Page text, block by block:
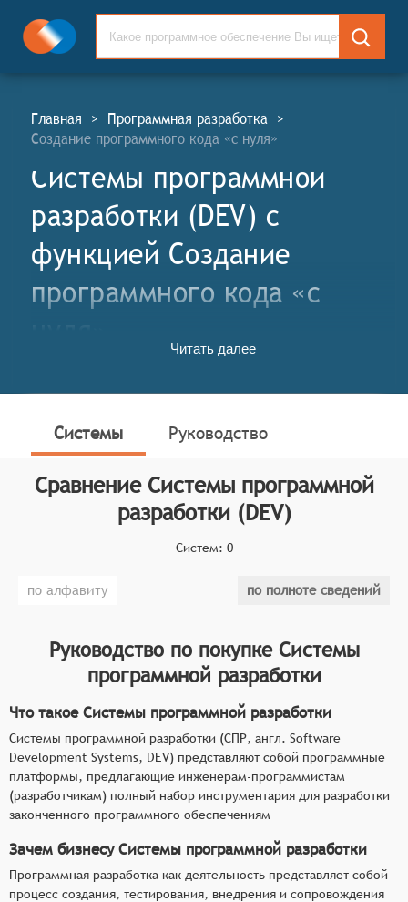
Главная > Программная разработка >
Создание программного кода «с нуля»
Системы программной
разработки (DEV) c
функцией Создание
программного кода «с
инженерам-программистам (разработчикам) полный
набор инструментария для разработки законченного
программного обеспечениям
Классификатор программных продуктов Соваре
определяет конкретные функциональные критерии
для систем. Для того, чтобы быть представленными
системы должны иметь следующие функциональные
поддержка различных языков
программирования и парадигм разработки,
наиболее подходящие инструменты для
решения конкретных задач,
встроенные средства версионирования и
управления изменениями кода,
обеспечивающие эффективное отслеживание
истории разработки и возможность отката к
предыдущим версиям,
инструменты для совместной работы команды
разработчиков, включая средства организации
Читать далее
Системы Руководство
Сравнение Системы программной
разработки (DEV)
Систем: 0
по алфавиту по полноте сведений
Руководство по покупке Системы
программной разработки
Что такое Системы программной разработки
Системы программной разработки (СПР, англ. Software
Development Systems, DEV) представляют собой программные
платформы, предлагающие инженерам-программистам
(разработчикам) полный набор инструментария для разработки
законченного программного обеспечениям
Зачем бизнесу Системы программной разработки
Программная разработка как деятельность представляет собой
процесс создания, тестирования, внедрения и сопровождения